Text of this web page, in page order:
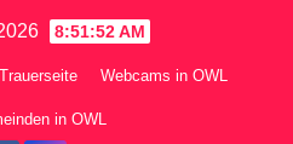
8:51:54 AM
Trauerseite Webcams in OWL
in OWL